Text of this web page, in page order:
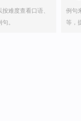
难度查看口语、
。
例句
等，